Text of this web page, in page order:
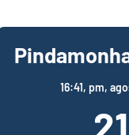
16:41, pm,
21